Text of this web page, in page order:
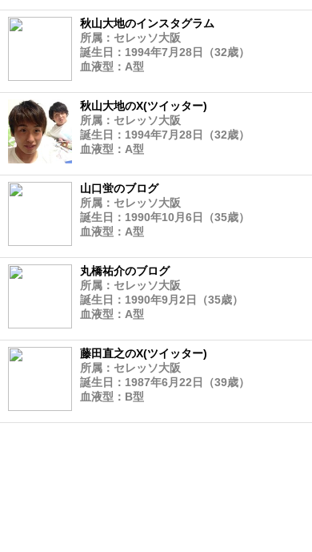
秋山大地のインスタグラム
所属：セレッソ大阪
誕生日：1994年7月28日（32歳）
血液型：A型
秋山大地のX(ツイッター)
所属：セレッソ大阪
誕生日：1994年7月28日（32歳）
血液型：A型
山口蛍のブログ
所属：セレッソ大阪
誕生日：1990年10月6日（35歳）
血液型：A型
丸橋祐介のブログ
所属：セレッソ大阪
誕生日：1990年9月2日（35歳）
血液型：A型
藤田直之のX(ツイッター)
所属：セレッソ大阪
誕生日：1987年6月22日（39歳）
血液型：B型